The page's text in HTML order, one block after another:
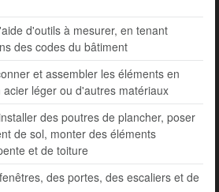
d'outils à mesurer, en tenant
des codes du bâtiment
et assembler les éléments en
léger ou d'autres matériaux
des poutres de plancher, poser
de sol, monter des éléments
et de toiture
des portes, des escaliers et de